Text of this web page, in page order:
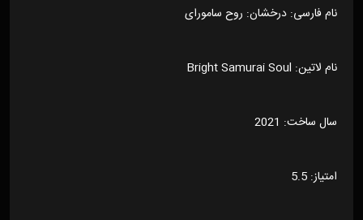
نام فارسی: درخشان: روح سامورای
نام لاتین: Bright Samurai Soul
سال ساخت: 2021
امتیاز: 5.5